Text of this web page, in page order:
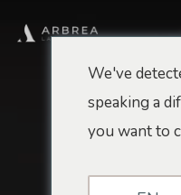
Hauptinhalt
We've
speaking a
you want to